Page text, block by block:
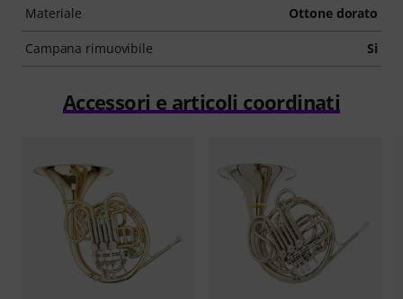
Materiale Ottone dorato
Campana rimuovibile Si
Accessori e articoli coordinati